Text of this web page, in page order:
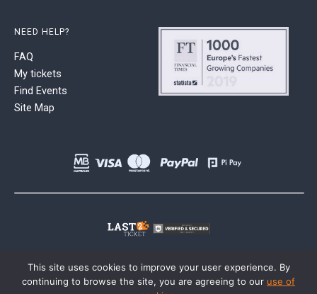
NEED HELP?
FAQ
My tickets
Find Events
Site Map
This site uses cookies to improve your user experience. By
continuing to browse the site, you are agreeing to our use of